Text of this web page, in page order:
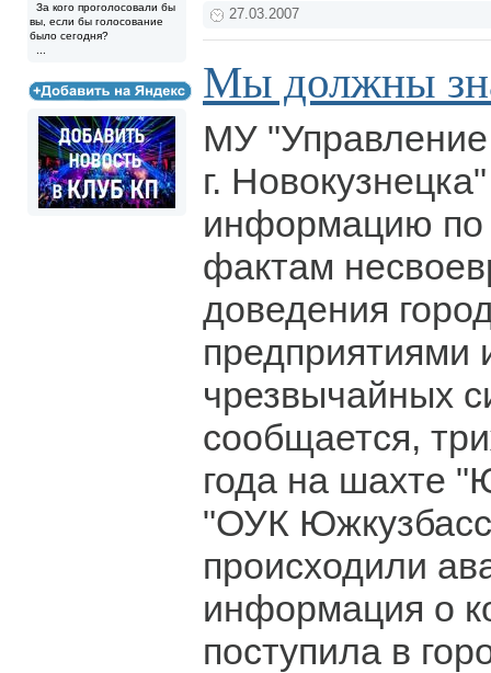
За кого проголосовали бы
вы, если бы голосование
было сегодня?
27.03.2007
Мы должны
МУ
г.
информацию
фактам
доведения
чрезвычайных
сообщается,
года на шахте
"ОУК
происходили
информация о
поступила в